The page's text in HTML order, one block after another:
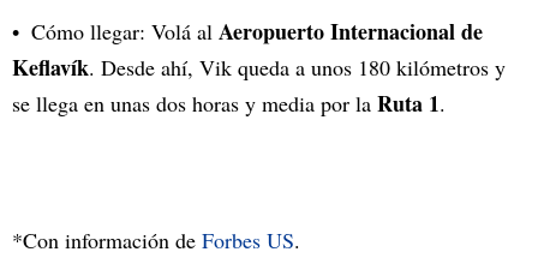
Cómo llegar: Volá al Aeropuerto Internacional de
Keflavík. Desde ahí, Vik queda a unos 180 kilómetros y
se llega en unas dos horas y media por la Ruta 1.
*Con información de Forbes US.